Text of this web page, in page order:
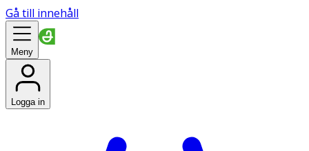
Gå till innehåll
Meny
Logga in